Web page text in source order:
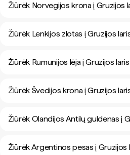
Žiūrėk Norvegijos krona į Gruzijos
Žiūrėk Lenkijos zlotas į Gruzijos
Žiūrėk Rumunijos lėja į Gruzijos
Žiūrėk Švedijos krona į Gruzijos
Žiūrėk Olandijos Antilų guldenas į
Žiūrėk Argentinos pesas į Gruzijos